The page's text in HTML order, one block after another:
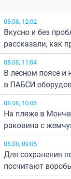
08.08, 12:02
Вкусно и без
рассказали, как
08.08, 11:04
В лесном поясе и
в ПАБСИ
08.08, 10:06
На пляже в
раковина с
08.08, 09:05
Для сохранения
посчитают